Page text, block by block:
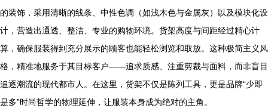
的装饰，采用清晰的线条、中性色调（如浅木色与金属灰）以及模块化设
计，营造出通透、整洁、专业的购物环境。货架高度与间距经过精心计
算，确保服装得到充分展示的顾客也能轻松浏览和取放。这种极简主义风
格，精准地服务于其目标客户——追求质感、注重剪裁与面料，而非盲目
追逐潮流的现代都市人。在这里，货架不仅是陈列工具，更是品牌“少即
是多”时尚哲学的物理延伸，让服装本身成为绝对的主角。